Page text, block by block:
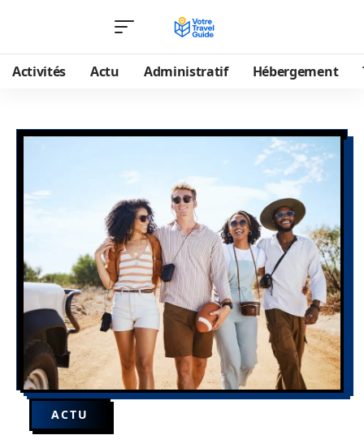
Activités Actu Administratif Hébergement
ACTU